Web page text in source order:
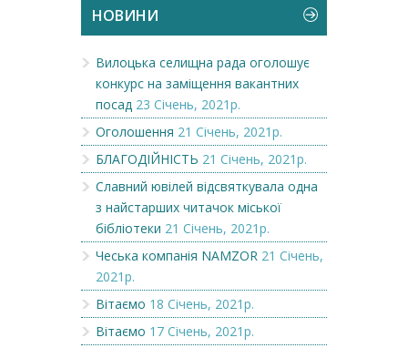
НОВИНИ
Вилоцька селищна рада оголошує
конкурс на заміщення вакантних
посад 23 Січень, 2021р.
Оголошення 21 Січень, 2021р.
БЛАГОДІЙНІСТЬ 21 Січень, 2021р.
Славний ювілей відсвяткувала одна
з найстарших читачок міської
бібліотеки 21 Січень, 2021р.
Чеська компанія NAMZOR 21 Січень,
2021р.
Вітаємо 18 Січень, 2021р.
Вітаємо 17 Січень, 2021р.